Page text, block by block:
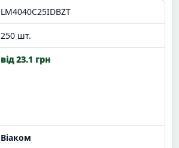
LM4040C25IDBZT
250 шт.
від 23.1 грн
Віаком